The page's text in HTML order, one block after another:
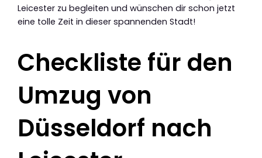
Leicester zu begleiten und wünschen dir schon jetzt
eine tolle Zeit in dieser spannenden Stadt!
Checkliste für den
Umzug von
Düsseldorf nach